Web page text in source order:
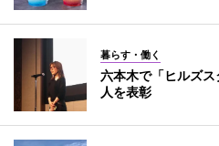
暮らす・働く
六本木で「ヒルズ
人を表彰